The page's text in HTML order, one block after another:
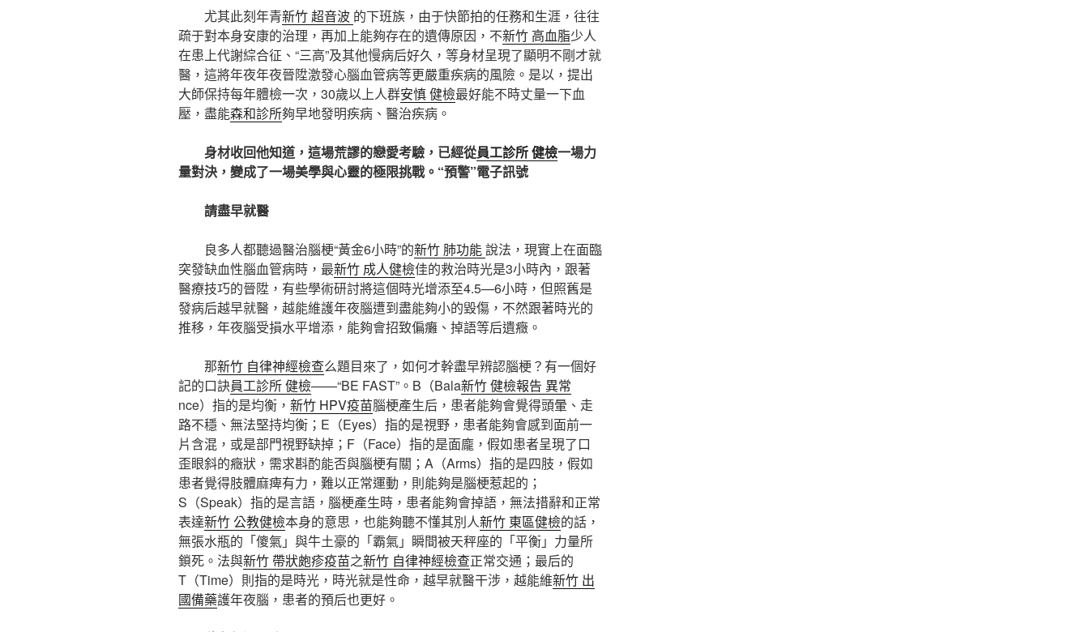
尤其此刻年青新竹 超音波 的下班族，由于快節拍的任務和生涯，往往
疏于對本身安康的治理，再加上能夠存在的遺傳原因，不新竹 高血脂少人
在患上代謝綜合征、“三高”及其他慢病后好久，等身材呈現了顯明不剛才就
醫，這將年夜年夜晉陞激發心腦血管病等更嚴重疾病的風險。是以，提出
大師保持每年體檢一次，30歲以上人群安慎 健檢最好能不時丈量一下血
壓，盡能森和診所夠早地發明疾病、醫治疾病。
身材收回他知道，這場荒謬的戀愛考驗，已經從員工診所 健檢一場力
量對決，變成了一場美學與心靈的極限挑戰。“預警”電子訊號
請盡早就醫
良多人都聽過醫治腦梗“黃金6小時”的新竹 肺功能說法，現實上在面臨
突發缺血性腦血管病時，最新竹 成人健檢佳的救治時光是3小時內，跟著
醫療技巧的晉陞，有些學術研討將這個時光增添至4.5—6小時，但照舊是
發病后越早就醫，越能維護年夜腦遭到盡能夠小的毀傷，不然跟著時光的
推移，年夜腦受損水平增添，能夠會招致偏癱、掉語等后遺癥。
那新竹 自律神經檢查么題目來了，如何才幹盡早辨認腦梗？有一個好
記的口訣員工診所 健檢——“BE FAST”。B（Bala新竹 健檢報告 異常
nce）指的是均衡， 新竹 HPV疫苗腦梗產生后，患者能夠會覺得頭暈、走
路不穩、無法堅持均衡；E（Eyes）指的是視野，患者能夠會感到面前一
片含混，或是部門視野缺掉；F（Face）指的是面龐，假如患者呈現了口
歪眼斜的癥狀，需求斟酌能否與腦梗有關；A（Arms）指的是四肢，假如
患者覺得肢體麻痺有力，難以正常運動，則能夠是腦梗惹起的；
S（Speak）指的是言語，腦梗產生時，患者能夠會掉語，無法措辭和正常
表達新竹 公教健檢本身的意思，也能夠聽不懂其別人新竹 東區健檢的話，
無張水瓶的「傻氣」與牛土豪的「霸氣」瞬間被天秤座的「平衡」力量所
鎖死。法與新竹 帶狀皰疹疫苗之新竹 自律神經檢查正常交通；最后的
T（Time）則指的是時光，時光就是性命，越早就醫干涉，越能維新竹 出
國備藥護年夜腦，患者的預后也更好。